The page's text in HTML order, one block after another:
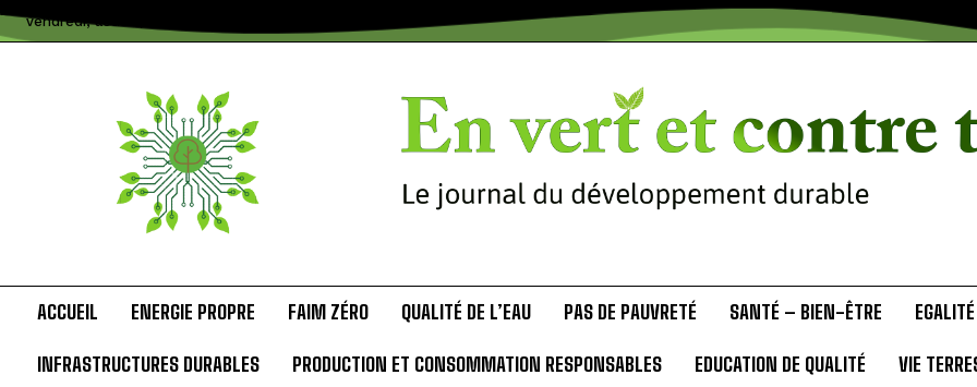
vendredi, août 7, 2026
ACCUEIL ENERGIE PROPRE FAIM ZÉRO QUALITÉ DE L’EAU PAS DE PAUVRETÉ SANTÉ – BIEN-ÊTRE
INFRASTRUCTURES DURABLES PRODUCTION ET CONSOMMATION RESPONSABLES EDUCATION DE QUALITÉ VIE